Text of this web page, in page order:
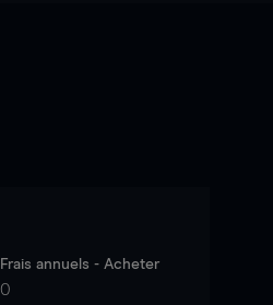
Frais annuels - Acheter
0